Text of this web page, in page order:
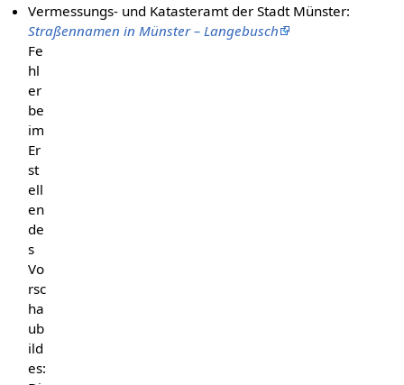
Vermessungs- und Katasteramt der Stadt Münster:
Straßennamen in Münster – Langebusch
Fe
hl
er
be
im
Er
st
ell
en
de
s
Vo
rsc
ha
ub
ild
es: